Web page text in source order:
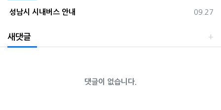
등록일
09.27
성남시 시내버스 안내
새댓글
댓글이 없습니다.